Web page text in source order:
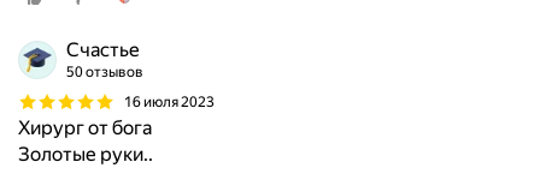
Счастье
50 отзывов
16 июля 2023
Хирург от бога
Золотые руки..